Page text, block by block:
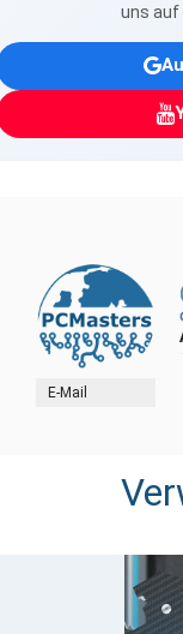
uns auf
E-Mail